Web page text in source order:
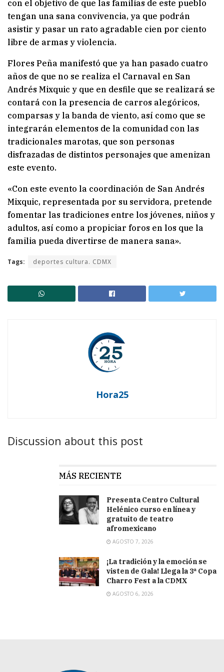
con el objetivo de que las familias de este pueblo
tengan una sana convivencia, ya que podrán
asistir y pasar un rato agradable cien por ciento
libre de armas y violencia.
Flores Peña manifestó que ya han pasado cuatro
años de que no se realiza el Carnaval en San
Andrés Mixquic y que en desfile que se realizará se
contará con la presencia de carros alegóricos,
comparsas y la banda de viento, así como que se
integrarán elementos de la comunidad con las
tradicionales marotas, que son personas
disfrazadas de distintos personajes que amenizan
este evento.
«Con este evento la coordinación de San Andrés
Mixquic, representada por su servidora, pretende
fomentar las tradiciones entre los jóvenes, niños y
adultos, así como a propiciar foros en los que la
familia pueda divertirse de manera sana».
Tags: deportes cultura. CDMX
Hora25
Discussion about this post
MÁS RECIENTE
Presenta Centro Cultural
Helénico curso en línea y
gratuito de teatro
afromexicano
AGOSTO 7, 2026
¡La tradición y la emoción se
visten de Gala! Llega la 3ª Copa
Charro Fest a la CDMX
AGOSTO 6, 2026